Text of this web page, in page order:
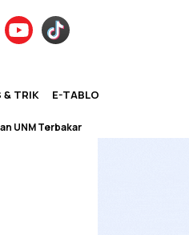
& TRIK E-TABLOID
Terbakar